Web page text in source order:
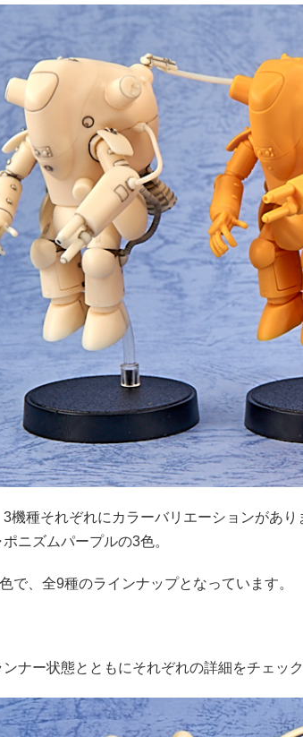
3機種それぞれにカラーバリエーションがあ
ニズムパープルの3色。
で、全9種のラインナップとなっています。
ンナー状態とともにそれぞれの詳細をチェッ